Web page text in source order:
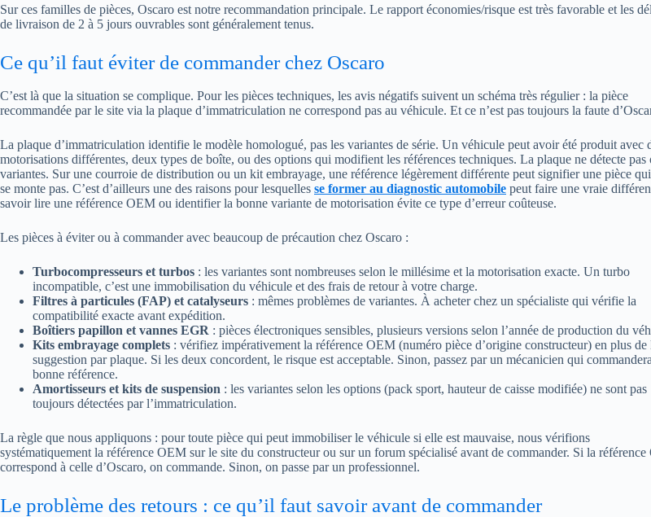
Sur ces familles de pièces, Oscaro est notre recommandation principale. Le rapport économies/risque est très favorable et les
de livraison de 2 à 5 jours ouvrables sont généralement tenus.
Ce qu’il faut éviter de commander chez Oscaro
C’est là que la situation se complique. Pour les pièces techniques, les avis négatifs suivent un schéma très régulier : la pièce
recommandée par le site via la plaque d’immatriculation ne correspond pas au véhicule. Et ce n’est pas toujours la faute
La plaque d’immatriculation identifie le modèle homologué, pas les variantes de série. Un véhicule peut avoir été produit avec
motorisations différentes, deux types de boîte, ou des options qui modifient les références techniques. La plaque ne détecte pas
variantes. Sur une courroie de distribution ou un kit embrayage, une référence légèrement différente peut signifier une pièce
se monte pas. C’est d’ailleurs une des raisons pour lesquelles se former au diagnostic automobile peut faire une vraie
savoir lire une référence OEM ou identifier la bonne variante de motorisation évite ce type d’erreur coûteuse.
Les pièces à éviter ou à commander avec beaucoup de précaution chez Oscaro :
Turbocompresseurs et turbos : les variantes sont nombreuses selon le millésime et la motorisation exacte. Un turbo
incompatible, c’est une immobilisation du véhicule et des frais de retour à votre charge.
Filtres à particules (FAP) et catalyseurs : mêmes problèmes de variantes. À acheter chez un spécialiste qui vérifie la
compatibilité exacte avant expédition.
Boîtiers papillon et vannes EGR : pièces électroniques sensibles, plusieurs versions selon l’année de production du
Kits embrayage complets : vérifiez impérativement la référence OEM (numéro pièce d’origine constructeur) en plus de
suggestion par plaque. Si les deux concordent, le risque est acceptable. Sinon, passez par un mécanicien qui
bonne référence.
Amortisseurs et kits de suspension : les variantes selon les options (pack sport, hauteur de caisse modifiée) ne sont pas
toujours détectées par l’immatriculation.
La règle que nous appliquons : pour toute pièce qui peut immobiliser le véhicule si elle est mauvaise, nous vérifions
systématiquement la référence OEM sur le site du constructeur ou sur un forum spécialisé avant de commander. Si la
correspond à celle d’Oscaro, on commande. Sinon, on passe par un professionnel.
Le problème des retours : ce qu’il faut savoir avant de commander